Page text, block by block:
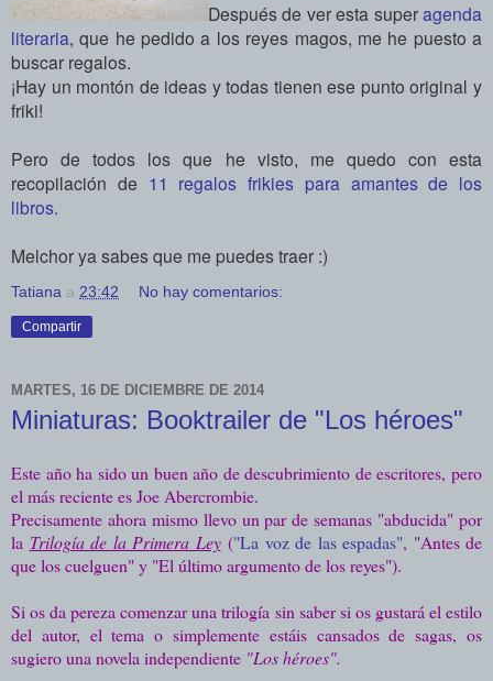
Después de ver esta superagenda
literaria, que he pedido a los reyes magos, me he puesto a
buscar regalos.
¡Hay un montón de ideas y todas tienen ese punto original y
friki!
Pero de todos los que he visto, me quedo con esta
recopilación de 11 regalos frikies para amantes de los
libros.
Melchor ya sabes que me puedes traer :)
Tatiana a 23:42 No hay comentarios:
Compartir
MARTES, 16 DE DICIEMBRE DE 2014
Miniaturas: Booktrailer de "Los héroes"
Este año ha sido un buen año de descubrimiento de escritores, pero
el más reciente es Joe Abercrombie.
Precisamente ahora mismo llevo un par de semanas "abducida" por
la Trilogía de la Primera Ley("La voz de las espadas", "Antes de
que los cuelguen" y "El último argumento de los reyes").
Si os da pereza comenzar una trilogía sin saber si os gustará el estilo
del autor, el tema o simplemente estáis cansados de sagas, os
sugiero una novela independiente "Los héroes".